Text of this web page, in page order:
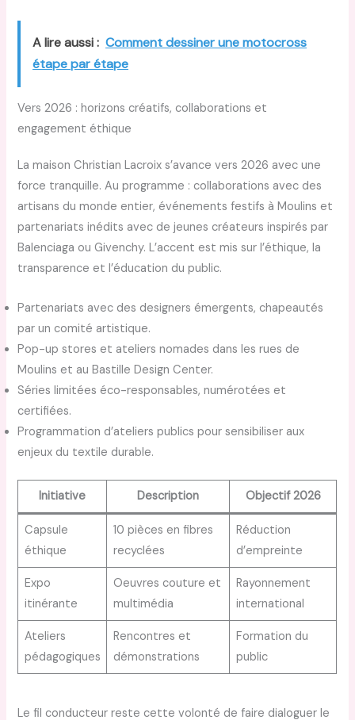
A lire aussi : Comment dessiner une motocross
étape par étape
Vers 2026 : horizons créatifs, collaborations et
engagement éthique
La maison Christian Lacroix s’avance vers 2026 avec une
force tranquille. Au programme : collaborations avec des
artisans du monde entier, événements festifs à Moulins et
partenariats inédits avec de jeunes créateurs inspirés par
Balenciaga ou Givenchy. L’accent est mis sur l’éthique, la
transparence et l’éducation du public.
Partenariats avec des designers émergents, chapeautés
par un comité artistique.
Pop-up stores et ateliers nomades dans les rues de
Moulins et au Bastille Design Center.
Séries limitées éco-responsables, numérotées et
certifiées.
Programmation d’ateliers publics pour sensibiliser aux
enjeux du textile durable.
Initiative Description Objectif 2026
Capsule
éthique
10 pièces en fibres
recyclées
Réduction
d’empreinte
Expo
itinérante
Oeuvres couture et
multimédia
Rayonnement
international
Ateliers
pédagogiques
Rencontres et
démonstrations
Formation du
public
Le fil conducteur reste cette volonté de faire dialoguer le